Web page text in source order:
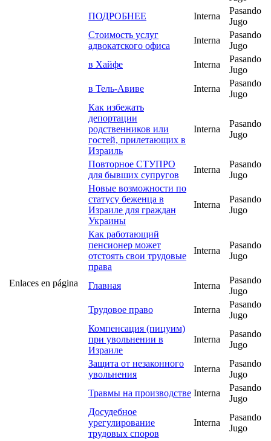
Enlaces en página
ПОДРОБНЕЕ
Interna
Pasando
Jugo
Стоимость услуг
адвокатского офиса
Interna
Pasando
Jugo
в Хайфе
Interna
Pasando
Jugo
в Тель-Авиве
Interna
Pasando
Jugo
Как избежать
депортации
родственников или
гостей, прилетающих в
Израиль
Interna
Pasando
Jugo
Повторное СТУПРО
для бывших супругов
Interna
Pasando
Jugo
Новые возможности по
статусу беженца в
Израиле для граждан
Украины
Interna
Pasando
Jugo
Как работающий
пенсионер может
отстоять свои трудовые
права
Interna
Pasando
Jugo
Главная Interna
Pasando
Jugo
Трудовое право
Interna
Pasando
Jugo
Компенсация (пицуим)
при увольнении в
Израиле
Interna
Pasando
Jugo
Защита от незаконного
увольнения
Interna
Pasando
Jugo
Травмы на производстве Interna
Pasando
Jugo
Досудебное
урегулирование
трудовых споров
Interna
Pasando
Jugo